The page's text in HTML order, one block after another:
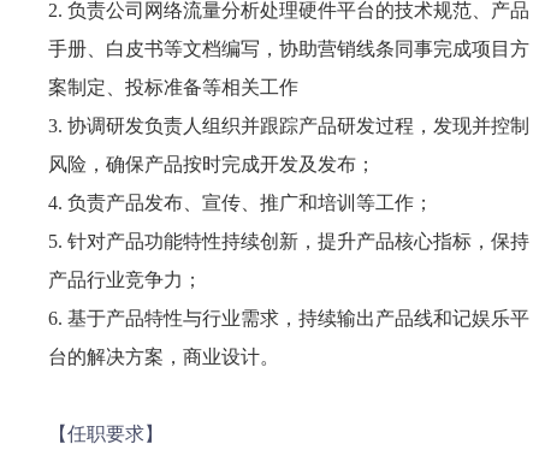
2. 负责公司网络流量分析处理硬件平台的技术规范、产品
手册、白皮书等文档编写，协助营销线条同事完成项目方
案制定、投标准备等相关工作
3. 协调研发负责人组织并跟踪产品研发过程，发现并控制
风险，确保产品按时完成开发及发布；
4. 负责产品发布、宣传、推广和培训等工作；
5. 针对产品功能特性持续创新，提升产品核心指标，保持
产品行业竞争力；
6. 基于产品特性与行业需求，持续输出产品线和记娱乐平
台的解决方案，商业设计。
【任职要求】